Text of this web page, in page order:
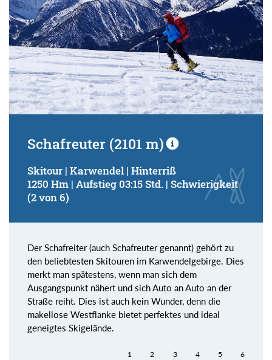
Schafreuter (2101 m)
Skitour | Karwendel | Hinterriß
1250 Hm | Aufstieg 03:15 Std. | Schwierigkeit
(2 von 6)
Der Schafreiter (auch Schafreuter genannt) gehört zu
den beliebtesten Skitouren im Karwendelgebirge. Dies
merkt man spätestens, wenn man sich dem
Ausgangspunkt nähert und sich Auto an Auto an der
Straße reiht. Dies ist auch kein Wunder, denn die
makellose Westflanke bietet perfektes und ideal
geneigtes Skigelände.
1 2 3 4 5 6